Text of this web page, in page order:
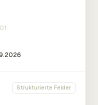
Strukturierte Felder